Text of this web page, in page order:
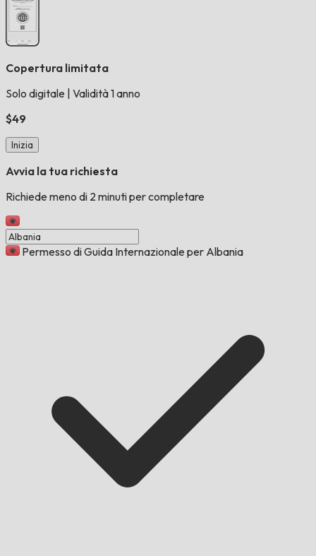
Copertura limitata
Solo digitale Validità 1 anno
$49
Inizia
Avvia la tua richiesta
Richiede meno di 2 minuti per completare
Permesso di Guida Internazionale per Albania